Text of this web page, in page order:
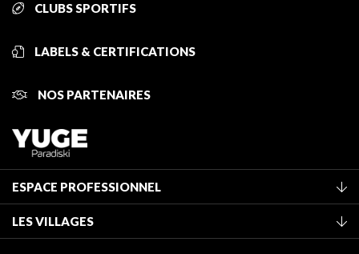
CLUBS SPORTIFS
LABELS & CERTIFICATIONS
NOS PARTENAIRES
ESPACE PROFESSIONNEL
Classement des meublés
LES VILLAGES